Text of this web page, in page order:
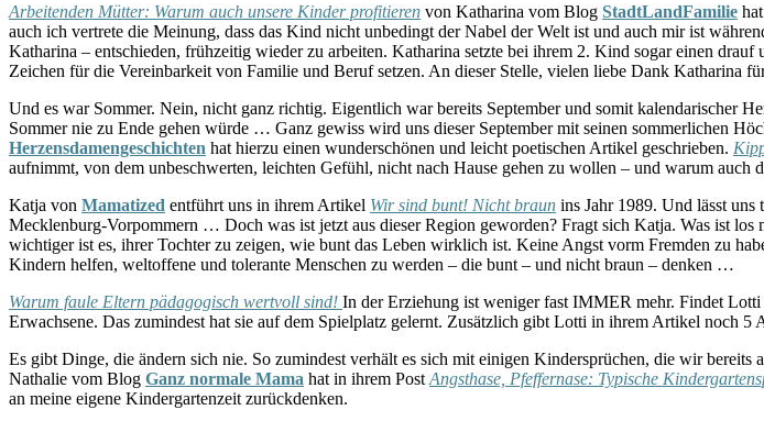
Arbeitenden Mütter: Warum auch unsere Kinder profitieren von Katharina vom Blog StadtLandFamilie
auch ich vertrete die Meinung, dass das Kind nicht unbedingt der Nabel der Welt ist und auch mir ist
Katharina – entschieden, frühzeitig wieder zu arbeiten. Katharina setzte bei ihrem 2. Kind sogar einen
Zeichen für die Vereinbarkeit von Familie und Beruf setzen. An dieser Stelle, vielen liebe Dank Katharina
Und es war Sommer. Nein, nicht ganz richtig. Eigentlich war bereits September und somit kalendarischer
Sommer nie zu Ende gehen würde … Ganz gewiss wird uns dieser September mit seinen sommerlichen
Herzensdamengeschichten hat hierzu einen wunderschönen und leicht poetischen Artikel geschrieben.
aufnimmt, von dem unbeschwerten, leichten Gefühl, nicht nach Hause gehen zu wollen – und warum auch
Katja von Mamatized entführt uns in ihrem Artikel Wir sind bunt! Nicht braun ins Jahr 1989. Und lässt uns
Mecklenburg-Vorpommern … Doch was ist jetzt aus dieser Region geworden? Fragt sich Katja. Was ist
wichtiger ist es, ihrer Tochter zu zeigen, wie bunt das Leben wirklich ist. Keine Angst vorm Fremden zu
Kindern helfen, weltoffene und tolerante Menschen zu werden – die bunt – und nicht braun – denken …
Warum faule Eltern pädagogisch wertvoll sind! In der Erziehung ist weniger fast IMMER mehr. Findet Lotti
Erwachsene. Das zumindest hat sie auf dem Spielplatz gelernt. Zusätzlich gibt Lotti in ihrem Artikel noch 5
Es gibt Dinge, die ändern sich nie. So zumindest verhält es sich mit einigen Kindersprüchen, die wir
Nathalie vom Blog Ganz normale Mama hat in ihrem Post Angsthase, Pfeffernase: Typische
an meine eigene Kindergartenzeit zurückdenken.